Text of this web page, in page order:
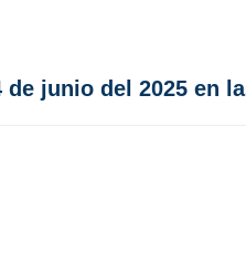
junio del 2025 en